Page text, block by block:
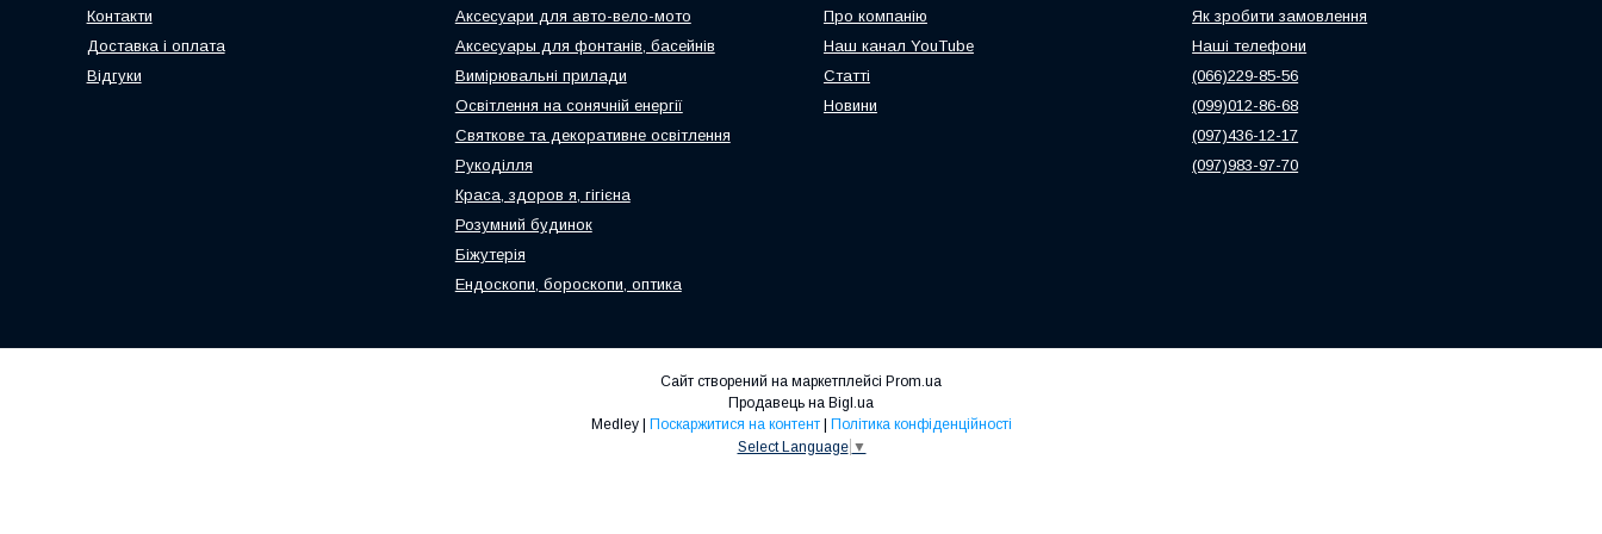
Контакти
Доставка і оплата
Відгуки
Аксесуари для авто-вело-мото
Аксесуары для фонтанів, басейнів
Вимірювальні прилади
Освітлення на сонячній енергії
Святкове та декоративне освітлення
Рукоділля
Краса, здоров я, гігієна
Розумний будинок
Біжутерія
Ендоскопи, бороскопи, оптика
Про компанію
Наш канал YouTube
Статті
Новини
Як зробити замовлення
Наші телефони
(066)229-85-56
(099)012-86-68
(097)436-12-17
(097)983-97-70
Сайт створений на маркетплейсі Prom.ua
Продавець на Bigl.ua
Medley | Поскаржитися на контент | Політика конфіденційності
Select Language ▼